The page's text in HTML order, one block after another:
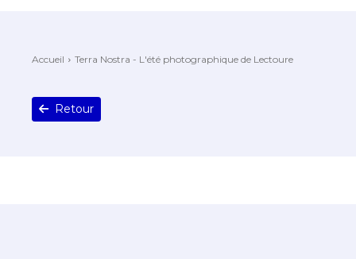
Accueil Terra Nostra - L'été photographique de Lectoure
Retour